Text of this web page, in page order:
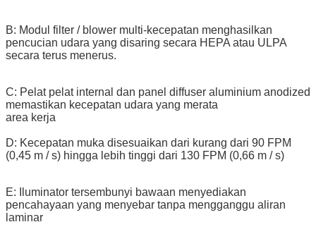
B: Modul filter / blower multi-kecepatan menghasilkan
pencucian udara yang disaring secara HEPA atau ULPA
secara terus menerus.
C: Pelat pelat internal dan panel diffuser aluminium anodized
memastikan kecepatan udara yang merata
area kerja
D: Kecepatan muka disesuaikan dari kurang dari 90 FPM
(0,45 m / s) hingga lebih tinggi dari 130 FPM (0,66 m / s)
E: Iluminator tersembunyi bawaan menyediakan
pencahayaan yang menyebar tanpa mengganggu aliran
laminar